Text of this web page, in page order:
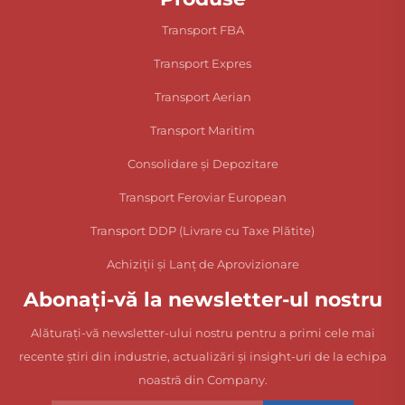
Transport FBA
Transport Expres
Transport Aerian
Transport Maritim
Consolidare și Depozitare
Transport Feroviar European
Transport DDP (Livrare cu Taxe Plătite)
Achiziții și Lanț de Aprovizionare
Abonați-vă la newsletter-ul nostru
Alăturați-vă newsletter-ului nostru pentru a primi cele mai
recente știri din industrie, actualizări și insight-uri de la echipa
noastră din Company.